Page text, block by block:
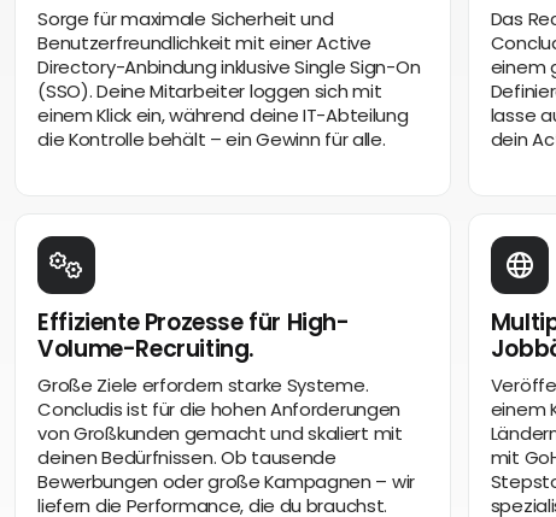
Sorge für maximale Sicherheit und
Benutzerfreundlichkeit mit einer Active
Directory-Anbindung inklusive Single Sign-On
(SSO). Deine Mitarbeiter loggen sich mit
einem Klick ein, während deine IT-Abteilung
die Kontrolle behält – ein Gewinn für alle.
Das
einem
lasse
dein
Effiziente Prozesse für High-
Volume-Recruiting.
Große Ziele erfordern starke Systeme.
Concludis ist für die hohen Anforderungen
von Großkunden gemacht und skaliert mit
deinen Bedürfnissen. Ob tausende
Bewerbungen oder große Kampagnen – wir
liefern die Performance, die du brauchst.
einem
mit